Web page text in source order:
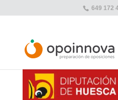
649 172